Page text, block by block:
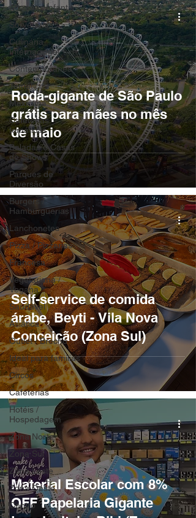
Atrações Infantis
Sorveterias
Culinária
Internacional
Contemporânea
Temáticos
Mexicana
Cafeterias
temátícas
Baladas e Casas
de Shows
Parques de
Diversão
Burgers /
Hamburguerias
Lanchonetes
Pizza / Pizzarias
Francesa
Vegetariana /
Vegana
Saudável
Asiática
Outlet / Brechó
Ideal para famílias
Circos
Cafeterias
Hotéis /
Hospedagem
Zona Norte
Zona Sul
Zona Leste
Zona Oeste
Centro
Roda-gigante de São Paulo
grátis para mães no mês
de maio
Self-service de comida
árabe, Beyti - Vila Nova
Conceição (Zona Sul)
Material Escolar com 8%
OFF Papelaria Gigante